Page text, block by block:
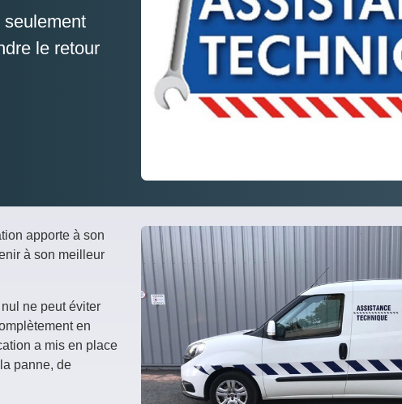
le retour
apporte à son
à son meilleur
ne peut éviter
en
a mis en place
panne, de